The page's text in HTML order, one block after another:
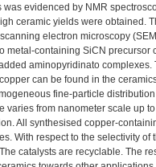
was evidenced by NMR
ceramic yields were obtained.
electron microscopy
metal-containing SiCN precursor
aminopyridinato
can be found in the
fine-particle
varies from nanometer scale up
All synthesised copper-
With respect to the selectivity
catalysts are recyclable. The